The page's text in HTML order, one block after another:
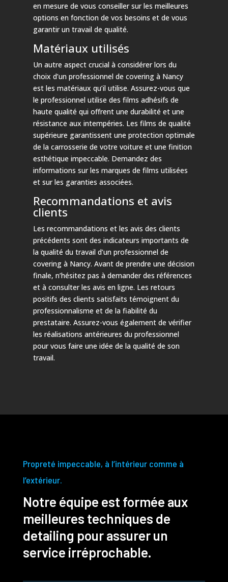
en mesure de vous conseiller sur les meilleures
options en fonction de vos besoins et de vous
garantir un travail de qualité.
Matériaux utilisés
Un autre aspect crucial à considérer lors du
choix d’un professionnel de covering à Nancy
est les matériaux qu’il utilise. Assurez-vous que
le professionnel utilise des films adhésifs de
haute qualité qui offrent une durabilité et une
résistance aux intempéries. Les films de qualité
supérieure garantissent une protection optimale
de la carrosserie de votre voiture et une finition
esthétique impeccable. Demandez des
informations sur les marques de films utilisées
et sur les garanties associées.
Recommandations et avis
clients
Les recommandations et les avis des clients
précédents sont des indicateurs importants de
la qualité du travail d’un professionnel de
covering à Nancy. Avant de prendre une décision
finale, n’hésitez pas à demander des références
et à consulter les avis en ligne. Les retours
positifs des clients satisfaits témoignent du
professionnalisme et de la fiabilité du
prestataire. Assurez-vous également de vérifier
les réalisations antérieures du professionnel
pour vous faire une idée de la qualité de son
travail.
Propreté impeccable, à l’intérieur comme à
l’extérieur.
Notre équipe est formée aux
meilleures techniques de
detailing pour assurer un
service irréprochable.